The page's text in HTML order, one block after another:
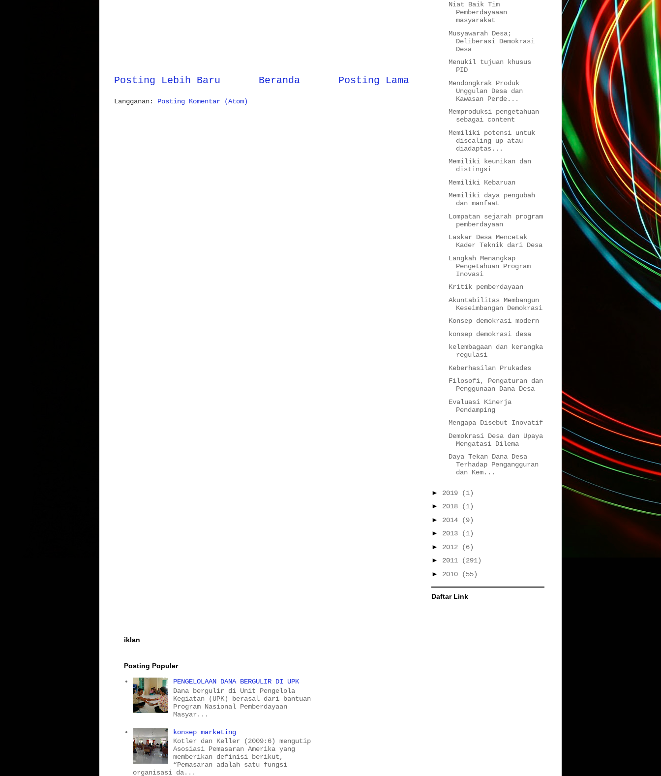
Posting Lebih Baru Posting Lama
Beranda
Langganan: Posting Komentar (Atom)
Niat Baik Tim
Pemberdayaaan
masyarakat
Musyawarah Desa;
Deliberasi Demokrasi
Desa
Menukil tujuan khusus
PID
Mendongkrak Produk
Unggulan Desa dan
Kawasan Perde...
Memproduksi pengetahuan
sebagai content
Memiliki potensi untuk
discaling up atau
diadaptas...
Memiliki keunikan dan
distingsi
Memiliki Kebaruan
Memiliki daya pengubah
dan manfaat
Lompatan sejarah program
pemberdayaan
Laskar Desa Mencetak
Kader Teknik dari Desa
Langkah Menangkap
Pengetahuan Program
Inovasi
Kritik pemberdayaan
Akuntabilitas Membangun
Keseimbangan Demokrasi
Konsep demokrasi modern
konsep demokrasi desa
kelembagaan dan kerangka
regulasi
Keberhasilan Prukades
Filosofi, Pengaturan dan
Penggunaan Dana Desa
Evaluasi Kinerja
Pendamping
Mengapa Disebut Inovatif
Demokrasi Desa dan Upaya
Mengatasi Dilema
Daya Tekan Dana Desa
Terhadap Pengangguran
dan Kem...
► 2019
(1)
► 2018
(1)
► 2014
(9)
► 2013
(1)
► 2012
(6)
► 2011
(291)
► 2010 (55)
Daftar Link
iklan
Posting Populer
PENGELOLAAN DANA BERGULIR DI UPK
Dana bergulir di Unit Pengelola
Kegiatan (UPK) berasal dari bantuan
Program Nasional Pemberdayaan
Masyar...
konsep marketing
Kotler dan Keller (2009:6) mengutip
Asosiasi Pemasaran Amerika yang
memberikan definisi berikut,
“Pemasaran adalah satu fungsi
organisasi da...